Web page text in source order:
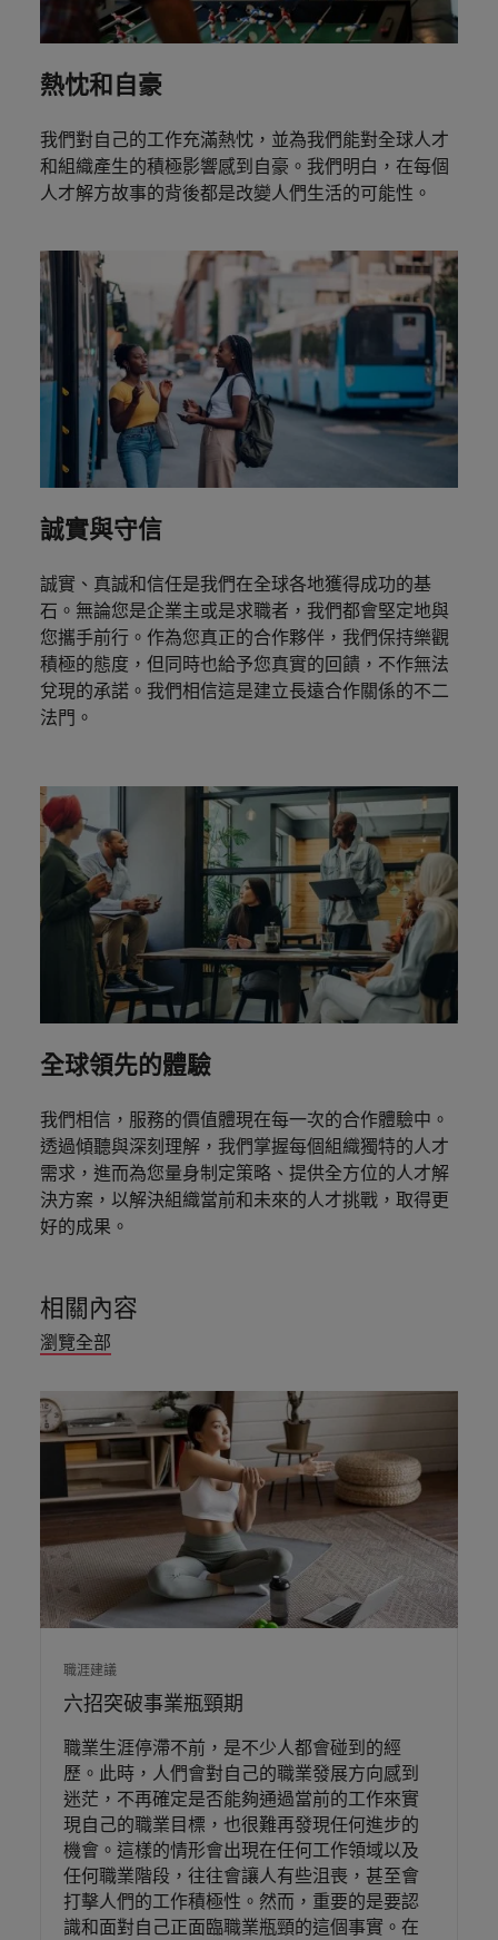
熱忱和自豪
我們對自己的工作充滿熱忱，並為我們能對全球人才
和組織產生的積極影響感到自豪。我們明白，在每個
人才解方故事的背後都是改變人們生活的可能性。
誠實與守信
誠實、真誠和信任是我們在全球各地獲得成功的基
石。無論您是企業主或是求職者，我們都會堅定地與
您攜手前行。作為您真正的合作夥伴，我們保持樂觀
積極的態度，但同時也給予您真實的回饋，不作無法
兌現的承諾。我們相信這是建立長遠合作關係的不二
法門。
全球領先的體驗
我們相信，服務的價值體現在每一次的合作體驗中。
透過傾聽與深刻理解，我們掌握每個組織獨特的人才
需求，進而為您量身制定策略、提供全方位的人才解
決方案，以解決組織當前和未來的人才挑戰，取得更
好的成果。
相關內容
瀏覽全部
職涯建議
六招突破事業瓶頸期
職業生涯停滯不前，是不少人都會碰到的經
歷。此時，人們會對自己的職業發展方向感到
迷茫，不再確定是否能夠通過當前的工作來實
現自己的職業目標，也很難再發現任何進步的
機會。這樣的情形會出現在任何工作領域以及
任何職業階段，往往會讓人有些沮喪，甚至會
打擊人們的工作積極性。然而，重要的是要認
識和面對自己正面臨職業瓶頸的這個事實。在